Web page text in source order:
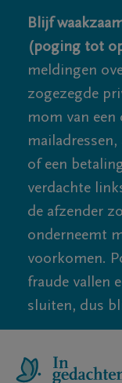
Blijf
(poging tot
meldingen
zogezegde
mom van een
of een
verdachte
de afzender
onderneemt
voorkomen.
fraude vallen
sluiten, dus